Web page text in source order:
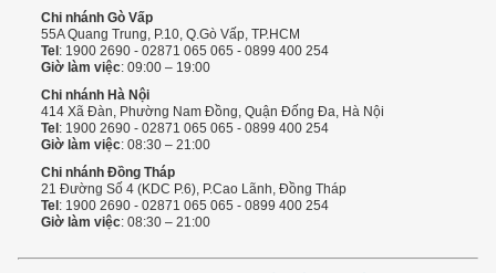
Chi nhánh Gò Vấp
55A Quang Trung, P.10, Q.Gò Vấp, TP.HCM
Tel : 1900 2690 - 02871 065 065 - 0899 400 254
Giờ làm việc: 09:00 – 19:00
Chi nhánh Hà Nội
414 Xã Đàn, Phường Nam Đồng, Quận Đống Đa, Hà Nội
Tel : 1900 2690 - 02871 065 065 - 0899 400 254
Giờ làm việc: 08:30 – 21:00
Chi nhánh Đồng Tháp
21 Đường Số 4 (KDC P.6), P.Cao Lãnh, Đồng Tháp
Tel : 1900 2690 - 02871 065 065 - 0899 400 254
Giờ làm việc: 08:30 – 21:00